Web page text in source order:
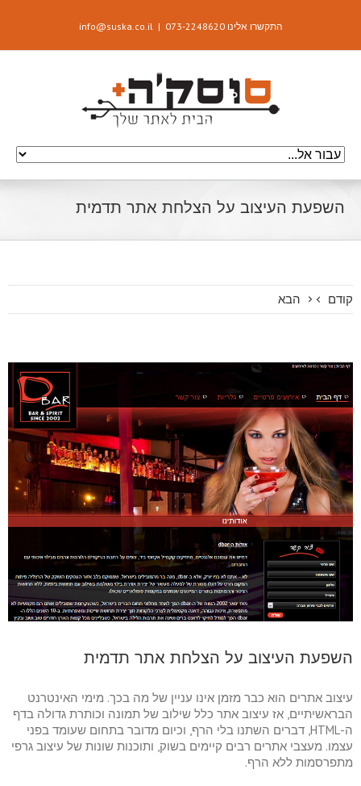
התקשרו אלינו 073-2248620 |
info@suska.co.il
השפעת העיצוב על הצלחת אתר תדמית
קודם הבא
השפעת העיצוב על הצלחת אתר תדמית
עיצוב אתרים הוא כבר מזמן אינו עניין של מה בכך. מימי האינטרנט
הבראשיתיים, אז עיצוב אתר כלל שילוב של תמונה וכותרת גדולה בדף
ה-HTML, דברים השתנו בלי הרף, וכיום מדובר בתחום שעומד בפני
עצמו. מעצבי אתרים רבים קיימים בשוק, ותוכנות שונות של עיצוב גרפי
מתפרסמות ללא הרף.